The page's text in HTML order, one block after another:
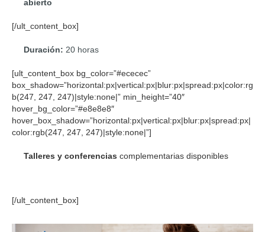
abierto
[/ult_content_box]
Duración: 20 horas
[ult_content_box bg_color=”#ececec”
box_shadow=”horizontal:px|vertical:px|blur:px|spread:px|color:rg
b(247, 247, 247)|style:none|” min_height=”40″
hover_bg_color=”#e8e8e8″
hover_box_shadow=”horizontal:px|vertical:px|blur:px|spread:px|
color:rgb(247, 247, 247)|style:none|”]
Talleres y conferencias complementarias disponibles
[/ult_content_box]